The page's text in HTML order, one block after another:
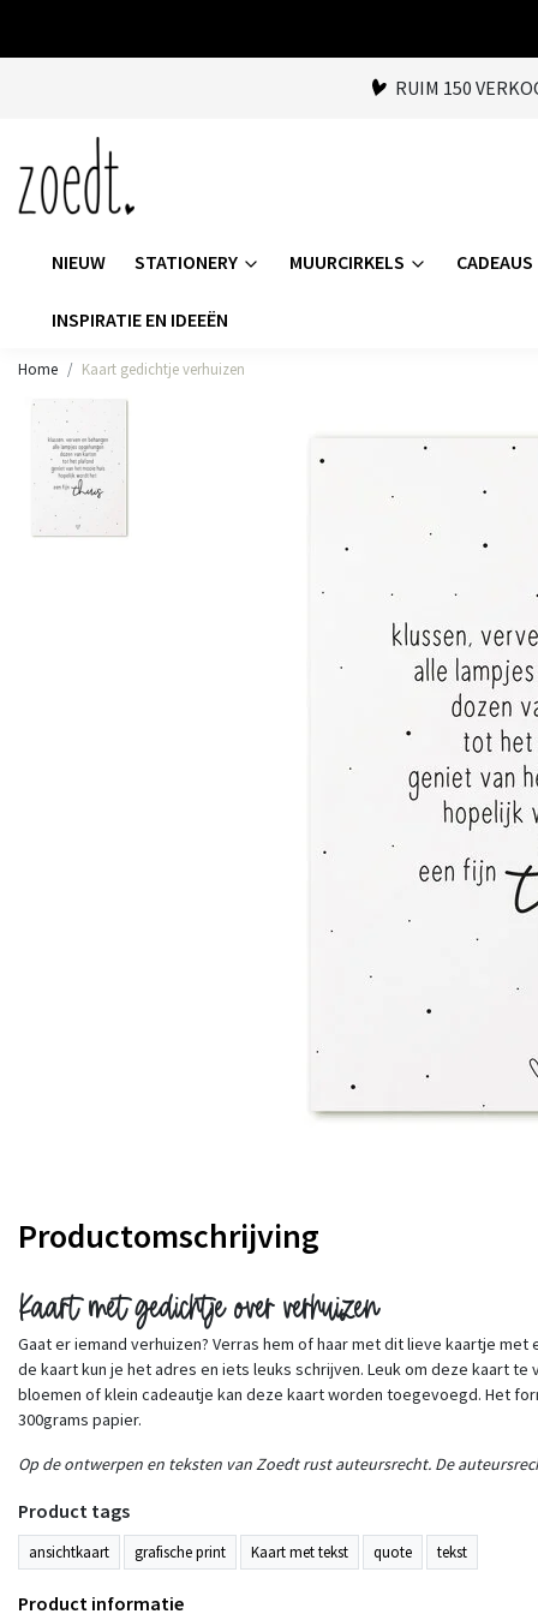
RUIM 150
NIEUW STATIONERY MUURCIRKELS CADEAUS
INSPIRATIE EN IDEEËN
Home Kaart gedichtje verhuizen
Productomschrijving
Kaart met gedichtje over verhuizen
Gaat er iemand verhuizen? Verras hem of haar met dit lieve kaartje
de kaart kun je het adres en iets leuks schrijven. Leuk om deze kaart
bloemen of klein cadeautje kan deze kaart worden toegevoegd. Het
300grams papier.
Op de ontwerpen en teksten van Zoedt rust auteursrecht. De
Product tags
ansichtkaart grafische print Kaart met tekst quote tekst
Product informatie